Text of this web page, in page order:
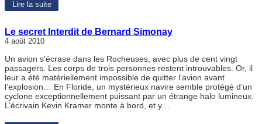
Lire la suite
Le secret Interdit de Bernard Simonay
4 août 2010
Un avion s’écrase dans les Rocheuses, avec plus de cent vingt
passagers. Les corps de trois personnes restent introuvables. Or, il
leur a été matériellement impossible de quitter l’avion avant
l’explosion… En Floride, un mystérieux navire semble protégé d’un
cyclone exceptionnellement puissant par un étrange halo lumineux.
L’écrivain Kevin Kramer monte à bord, et y…